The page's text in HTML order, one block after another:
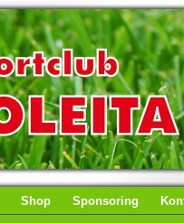
Shop Sponsoring